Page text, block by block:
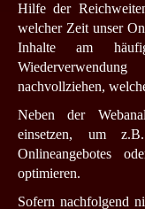
Hilfe der
welcher Zeit unser
Inhalte am
nachvollziehen,
Neben der
einsetzen, um z.B.
Onlineangebotes
optimieren.
Sofern nachfolgend